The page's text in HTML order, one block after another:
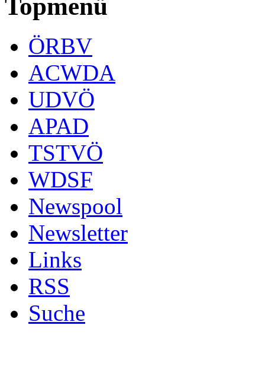
Topmenü
ÖRBV
ACWDA
UDVÖ
APAD
TSTVÖ
WDSF
Newspool
Newsletter
Links
RSS
Suche